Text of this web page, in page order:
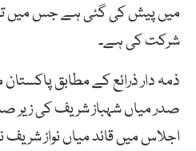
میں پیش کی گئی ہے جس میں
شرکت کی ہے۔
ذمہ دار ذرائع کے مطابق
صدر میاں شہباز شریف کی زیر
اجلاس میں قائد میاں نواز